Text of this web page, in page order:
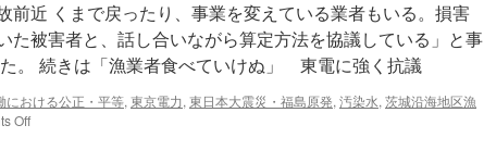
前近 くまで戻ったり、事業を変えている業者もいる。損害
た被害者と、話し合いながら算定方法を協議している」と事
。 続きは「漁業者食べていけぬ」 東電に強く抗議
における公正・平等, 東京電力, 東日本大震災・福島原発, 汚染水, 茨城沿海地区漁
Offon